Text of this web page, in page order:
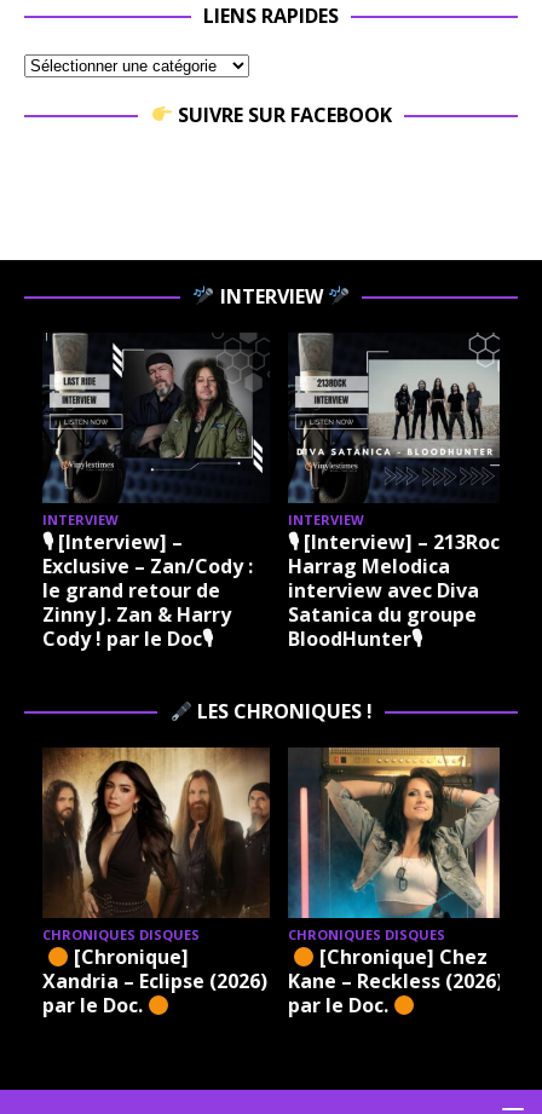
LIENS RAPIDES
SUIVRE SUR FACEBOOK
INTERVIEW
INTERVIEW
🎙 [Interview] –
Exclusive – Zan/Cody :
le grand retour de
Zinny J. Zan & Harry
Cody ! par le Doc🎙
INTERVIEW
🎙 [Interview] – 213Rock
Harrag Melodica
interview avec Diva
Satanica du groupe
BloodHunter🎙
LES CHRONIQUES !
CHRONIQUES DISQUES
[Chronique]
Xandria – Eclipse (2026)
par le Doc.
CHRONIQUES DISQUES
[Chronique] Chez
Kane – Reckless (2026)
par le Doc.